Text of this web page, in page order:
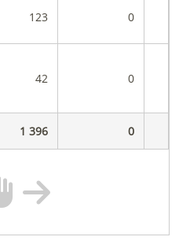
123 0
42 0
1 396 0